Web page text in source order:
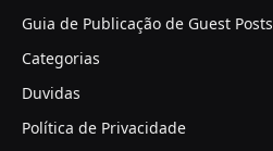
Guia de Publicação de Guest Posts
Categorias
Duvidas
Política de Privacidade